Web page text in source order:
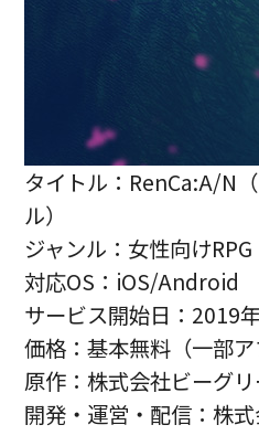
タイトル：RenCa:A/N
ル）
ジャンル：女性向けRPG
対応OS：iOS/Android
サービス開始日：2019
価格：基本無料（一部ア
原作：株式会社ビーグ
開発・運営・配信：株